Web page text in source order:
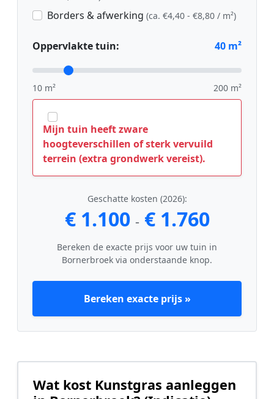
Borders & afwerking (ca. €4,40 - €8,80 / m²)
Oppervlakte tuin: 40 m²
10 m² 200 m²
Mijn tuin heeft zware
hoogteverschillen of sterk vervuild
terrein (extra grondwerk vereist).
Geschatte kosten (2026):
€ 1.100 - € 1.760
Bereken de exacte prijs voor uw tuin in
Bornerbroek via onderstaande knop.
Bereken exacte prijs »
Wat kost Kunstgras aanleggen